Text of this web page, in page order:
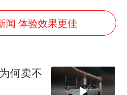
新主播李秋莹孙亚鹏亮相
豚登陆前还将加强
河南刑案嫌犯被抓 逃窜时伤害多人
半夜醒要排查6种疾病
闻 体验效果更佳
何卖不